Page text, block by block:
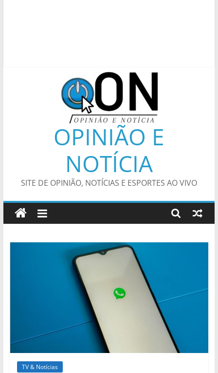
OPINIÃO E
NOTÍCIA
SITE DE OPINIÃO, NOTÍCIAS E ESPORTES AO VIVO
TV & Notícias